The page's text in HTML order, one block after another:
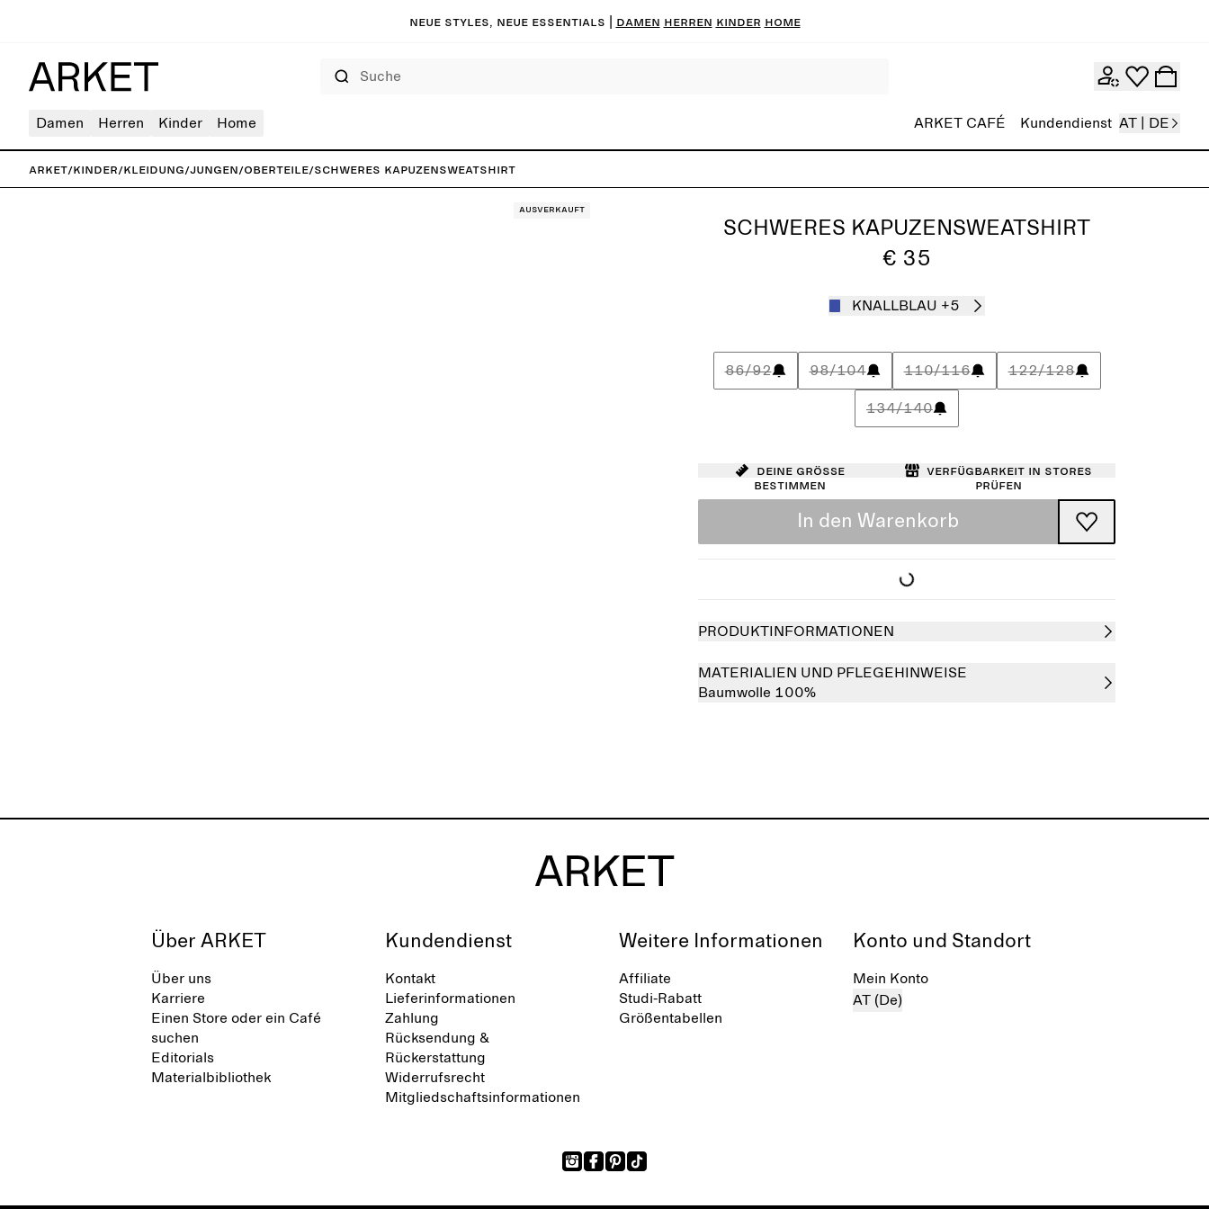
Neue Styles, neue Essentials | DAMEN HERREN KINDER HOME
Damen Herren Kinder Home ARKET CAFÉ Kundendienst AT | DE
ARKET/Kinder/Kleidung/Jungen/Oberteile/Schweres Kapuzensweatshirt
Ausverkauft
SCHWERES KAPUZENSWEATSHIRT
€ 35
KNALLBLAU +5
86/92 98/104 110/116 122/128
134/140
Deine Größe
bestimmen
Verfügbarkeit in Stores
prüfen
In den Warenkorb
PRODUKTINFORMATIONEN
MATERIALIEN UND PFLEGEHINWEISE
Baumwolle 100%
Über ARKET
Über uns
Karriere
Einen Store oder ein Café
suchen
Editorials
Materialbibliothek
Kundendienst
Kontakt
Lieferinformationen
Zahlung
Rücksendung &
Rückerstattung
Widerrufsrecht
Mitgliedschaftsinformationen
Weitere Informationen
Affiliate
Studi-Rabatt
Größentabellen
Konto und Standort
Mein Konto
AT (De)